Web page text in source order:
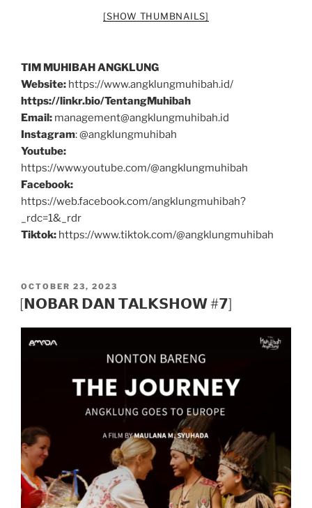
[SHOW THUMBNAILS]
TIM MUHIBAH ANGKLUNG
Website: https://www.angklungmuhibah.id/
https://linkr.bio/TentangMuhibah
Email: management@angklungmuhibah.id
Instagram: @angklungmuhibah
Youtube:
https://www.youtube.com/@angklungmuhibah
Facebook:
https://web.facebook.com/angklungmuhibah?
_rdc=1&_rdr
Tiktok: https://www.tiktok.com/@angklungmuhibah
POSTED
ON
OCTOBER 23, 2023
[𝗡𝗢𝗕𝗔𝗥 𝗗𝗔𝗡 𝗧𝗔𝗟𝗞𝗦𝗛𝗢𝗪 #𝟳]